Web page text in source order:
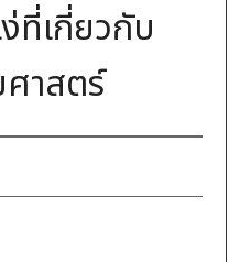
ที่เกี่ยวกับ
าสตร์